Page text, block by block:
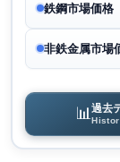
鉄鋼市場価格
非鉄金属市場
📊過去